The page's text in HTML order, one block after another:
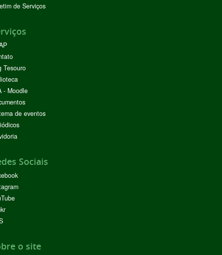
de Serviços
Tesouro
- Moodle
de eventos
Sociais
o site